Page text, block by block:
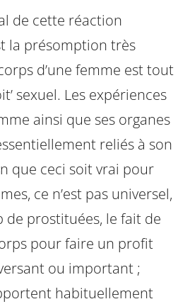
de cette réaction
la présomption très
d’une femme est tout
sexuel. Les expériences
ainsi que ses organes
reliés à son
que ceci soit vrai pour
ce n’est pas universel,
prostituées, le fait de
pour faire un profit
ou important ;
habituellement